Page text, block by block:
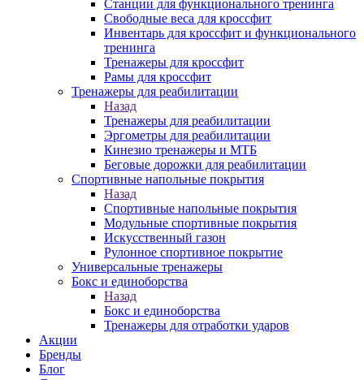
Станции для функционального тренинга
Свободные веса для кроссфит
Инвентарь для кроссфит и функционального
тренинга
Тренажеры для кроссфит
Рамы для кроссфит
Тренажеры для реабилитации
Назад
Тренажеры для реабилитации
Эргометры для реабилитации
Кинезио тренажеры и МТБ
Беговые дорожки для реабилитации
Спортивные напольные покрытия
Назад
Спортивные напольные покрытия
Модульные спортивные покрытия
Искусственный газон
Рулонное спортивное покрытие
Универсальные тренажеры
Бокс и единоборства
Назад
Бокс и единоборства
Тренажеры для отработки ударов
Акции
Бренды
Блог